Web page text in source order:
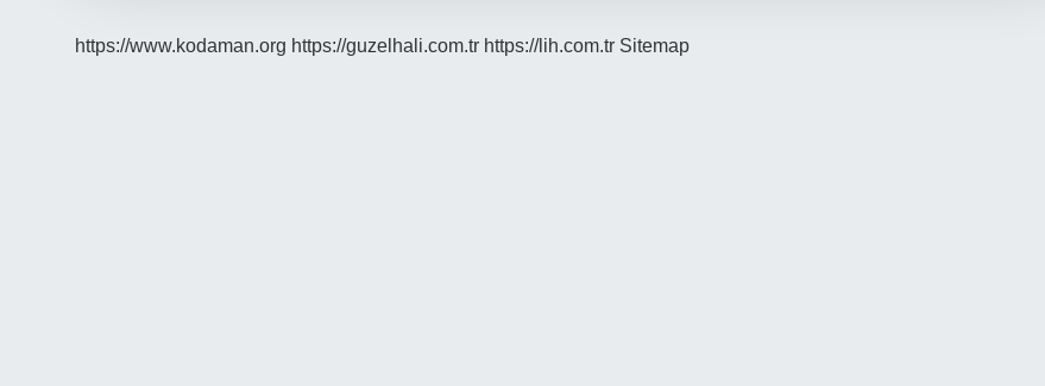
https://www.kodaman.org https://guzelhali.com.tr https://lih.com.tr Sitemap